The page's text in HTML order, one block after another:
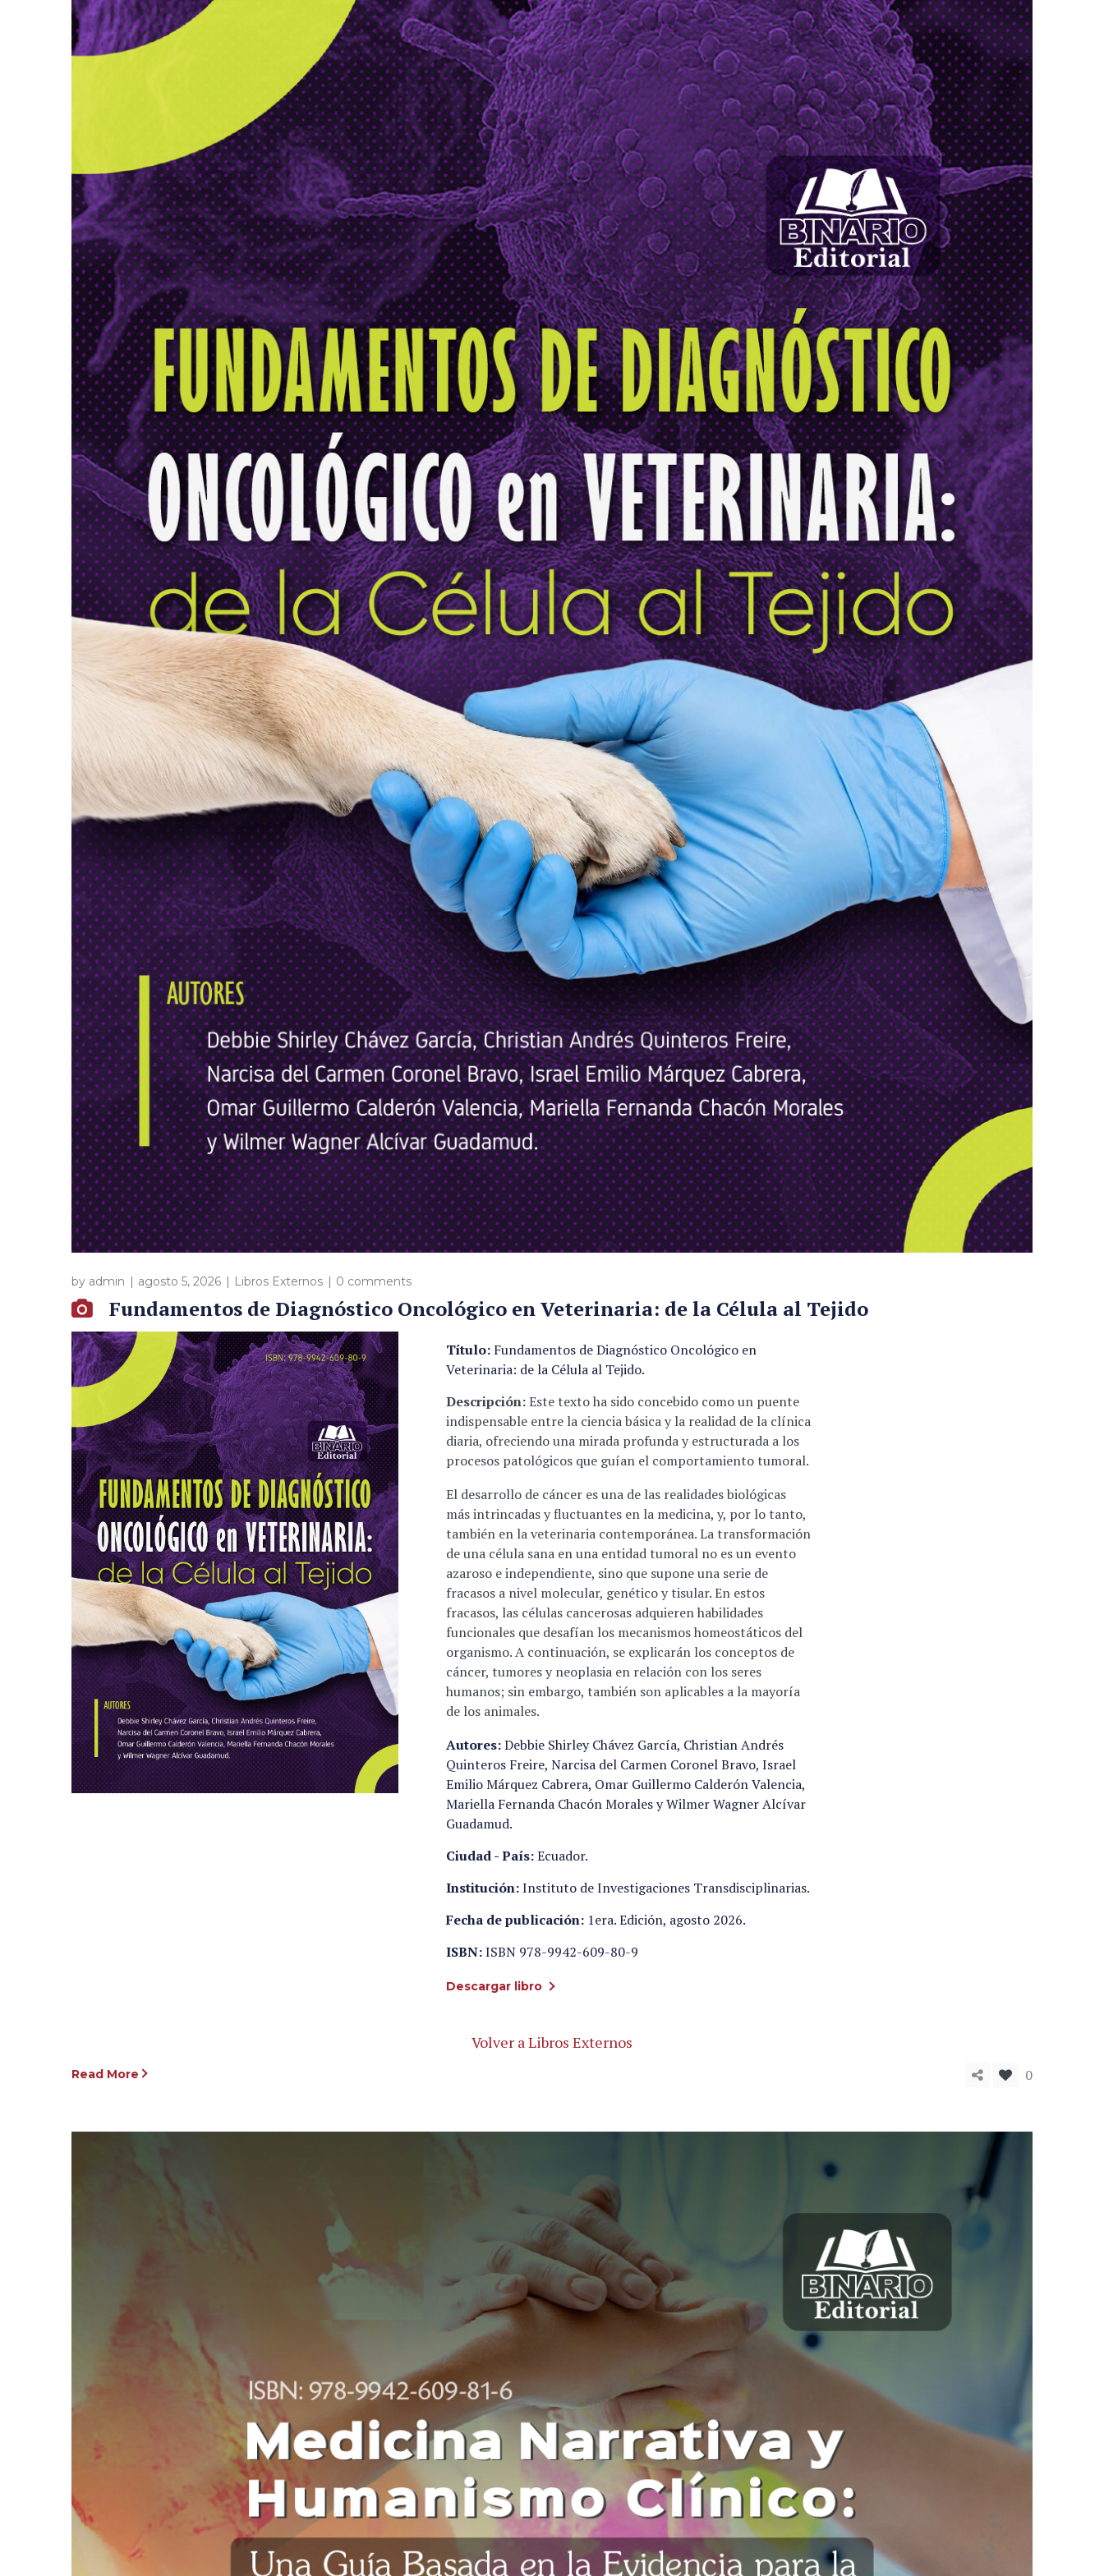
by admin agosto 5, 2026 Libros Externos 0 comments
Fundamentos de Diagnóstico Oncológico en Veterinaria: de la Célula al Tejido
Título: Fundamentos de Diagnóstico Oncológico en
Veterinaria: de la Célula al Tejido.
Descripción:Este texto ha sido concebido como un puente
indispensable entre la ciencia básica y la realidad de la clínica
diaria, ofreciendo una mirada profunda y estructurada a los
procesos patológicos que guían el comportamiento tumoral.
El desarrollo de cáncer es una de las realidades biológicas
más intrincadas y fluctuantes en la medicina, y, por lo tanto,
también en la veterinaria contemporánea. La transformación
de una célula sana en una entidad tumoral no es un evento
azaroso e independiente, sino que supone una serie de
fracasos a nivel molecular, genético y tisular. En estos
fracasos, las células cancerosas adquieren habilidades
funcionales que desafían los mecanismos homeostáticos del
organismo. A continuación, se explicarán los conceptos de
cáncer, tumores y neoplasia en relación con los seres
humanos; sin embargo, también son aplicables a la mayoría
de los animales.
Autores:Debbie Shirley Chávez García, Christian Andrés
Quinteros Freire, Narcisa del Carmen Coronel Bravo, Israel
Emilio Márquez Cabrera, Omar Guillermo Calderón Valencia,
Mariella Fernanda Chacón Morales y Wilmer Wagner Alcívar
Guadamud.
Ciudad - País:Ecuador.
Institución:Instituto de Investigaciones Transdisciplinarias.
Fecha de publicación: 1era. Edición, agosto 2026.
ISBN:ISBN 978-9942-609-80-9
Descargar libro
Volver a Libros Externos
Read More 0